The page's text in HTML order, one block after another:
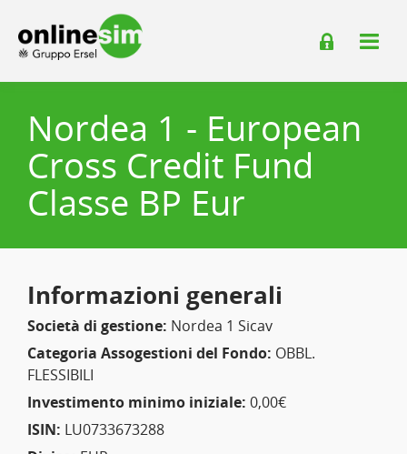
Nordea 1 - European
Cross Credit Fund
Classe BP Eur
Informazioni generali
Società di gestione: Nordea 1 Sicav
Categoria Assogestioni del Fondo: OBBL.
FLESSIBILI
Investimento minimo iniziale: 0,00€
ISIN: LU0733673288